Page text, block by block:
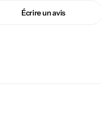
Écrire un avis